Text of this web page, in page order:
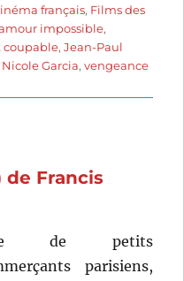
français, Films des
impossible,
coupable,Jean-Paul
Nicole Garcia,vengeance
de Francis
de petits
parisiens,